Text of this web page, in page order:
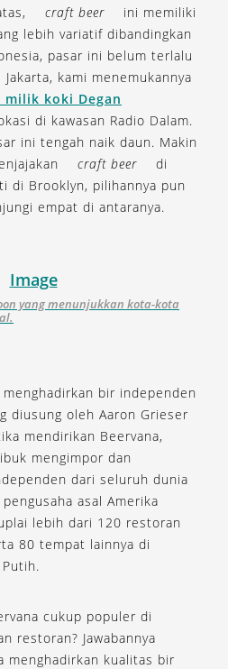
craft beer
ini memiliki
lebih variatif dibandingkan
pasar ini belum terlalu
kami menemukannya
milik koki Degan
di kawasan Radio Dalam.
ini tengah naik daun. Makin
craft beer
di
di Brooklyn, pilihannya pun
empat di antaranya.
yang menunjukkan kota-kota
bir independen
diusung oleh Aaron Grieser
mendirikan Beervana,
mengimpor dan
dari seluruh dunia
asal Amerika
lebih dari 120 restoran
80 tempat lainnya di
cukup populer di
restoran? Jawabannya
menghadirkan kualitas bir